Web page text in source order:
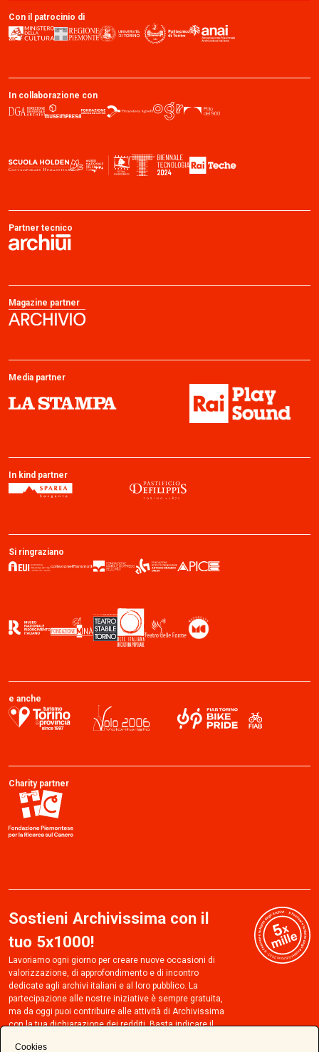
Con il patrocinio di
In collaborazione con
Partner tecnico
Magazine partner
Media partner
In kind partner
Si ringraziano
e anche
Charity partner
Sostieni Archivissima con il
tuo 5x1000!
Lavoriamo ogni giorno per creare nuove occasioni di
valorizzazione, di approfondimento e di incontro
dedicate agli archivi italiani e al loro pubblico. La
partecipazione alle nostre iniziative è sempre gratuita,
ma da oggi puoi contribuire alle attività di Archivissima
con la tua dichiarazione dei redditi. Basta indicare il
Cookies